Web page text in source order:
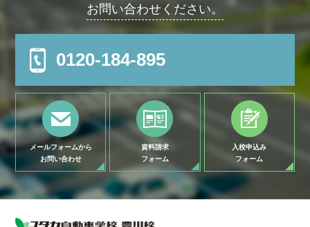
お問い合わせください。
0120-184-895
メールフォームから
お問い合わせ
資料請求
フォーム
入校申込み
フォーム